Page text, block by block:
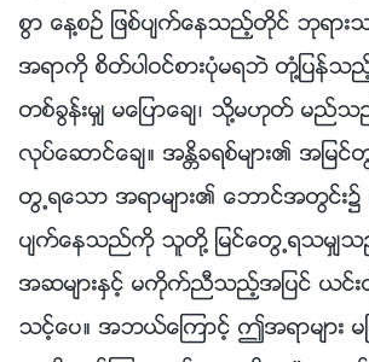
စြာ ေန႔စဥ္ ျဖစ္ပ်က္ေနသည့္တိုင္ ဘုရ
အရာကို စိတ္ပါဝင္စားပုံမရဘဲ တုံ႔ျပန္သ
တစ္ခြန္းမွ် မေျပာေခ်၊ သို႔မဟုတ္ မ
လုပ္ေဆာင္ေခ်။ အႏၲိခရစ္မ်ား၏ အျမင္
တြ႕ရေသာ အရာမ်ား၏ ေဘာင္အတြင္း
ပ်က္ေနသည္ကို သူတို႔ ျမင္ေတြ႕ရသ
အဆမ်ားႏွင့္ မကိုက္ညီသည့္အျပင္ ယင္း
သင့္ေပ။ အဘယ္ေၾကာင့္ ဤအရာမ်ား